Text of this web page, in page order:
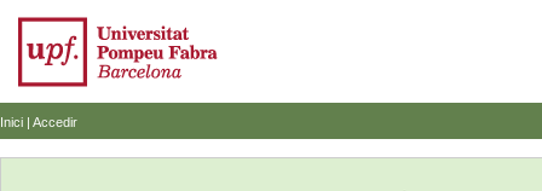
Inici | Accedir